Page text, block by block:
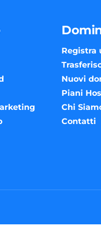
Registra
Nuovi
Piani
Chi
Contatti